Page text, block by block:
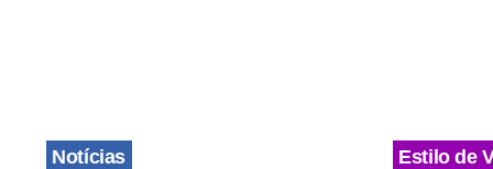
Notícias Estilo de